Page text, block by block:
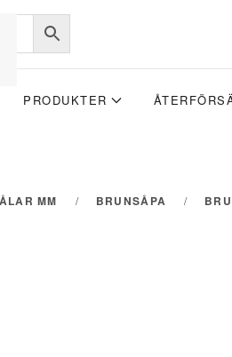
PRODUKTER
MM BRUNSÅPA